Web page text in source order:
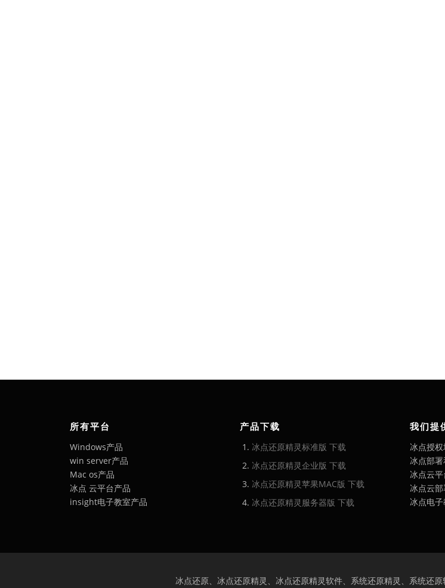
所有平台
Windows产品
win server产品
Mac os产品
冰点 云平台产品
insight电子教室产品
产品下载
冰点还原精灵标准版 下载
冰点还原精灵企业版 下载
冰点还原精灵苹果MAC版 下载
冰点还原精灵服务器版 下载
我们提
冰点授
冰点部
冰点云
冰点云
冰点电
冰点还原、冰点还原精灵、冰点还原精灵软件、系统还原精灵、系统还